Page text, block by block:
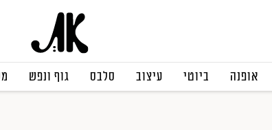
אופנה ביוטי עיצוב סלבס גוף ונפש